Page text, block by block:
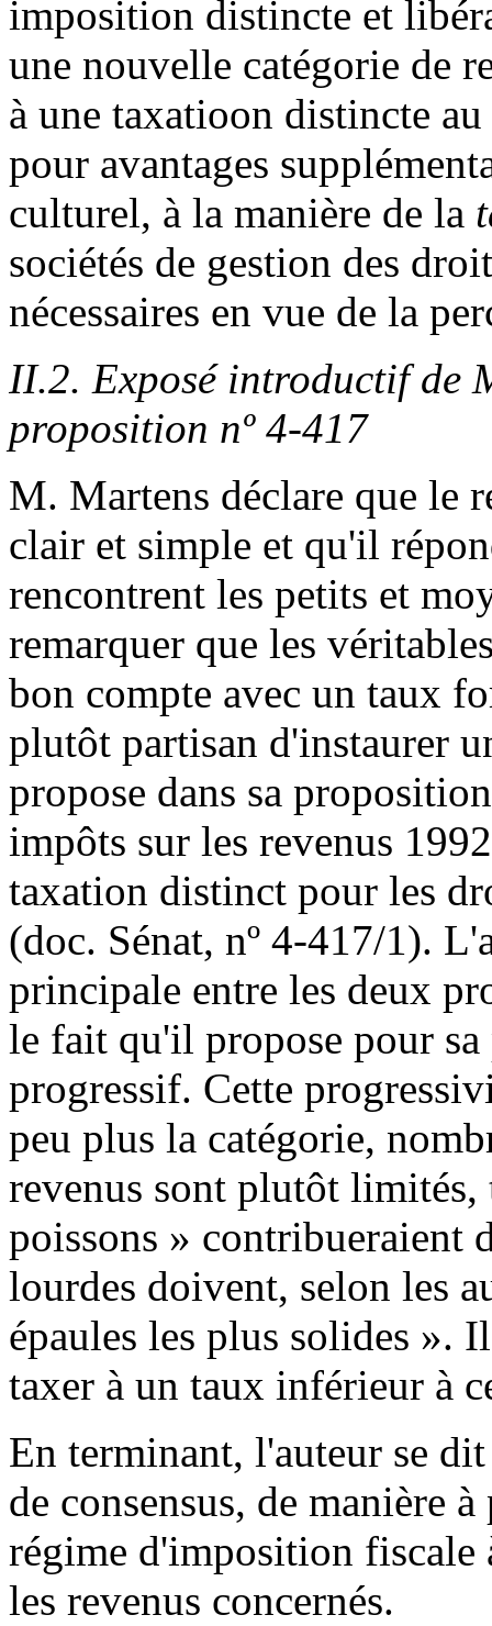
imposition distincte et
une nouvelle catégorie de
à une taxatioon distincte
pour avantages
culturel, à la manière de la
sociétés de gestion des
nécessaires en vue de la
II.2. Exposé introductif de
proposition nº 4-417
M. Martens déclare que le
clair et simple et qu'il
rencontrent les petits et
remarquer que les
bon compte avec un taux
plutôt partisan d'instaurer
propose dans sa
impôts sur les revenus
taxation distinct pour les
(doc. Sénat, nº 4-417/1).
principale entre les deux
le fait qu'il propose pour
progressif. Cette
peu plus la catégorie,
revenus sont plutôt limités,
poissons » contribueraient
lourdes doivent, selon les
épaules les plus solides ».
taxer à un taux inférieur à
En terminant, l'auteur se
de consensus, de manière
régime d'imposition
les revenus concernés.